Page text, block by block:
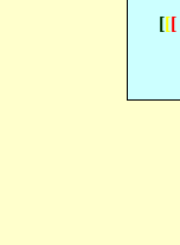
[[[